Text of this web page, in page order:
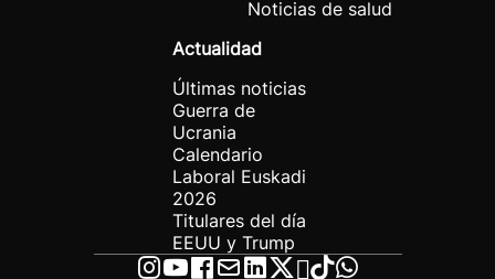
Noticias de salud
Actualidad
Últimas noticias
Guerra de
Ucrania
Calendario
Laboral Euskadi
2026
Titulares del día
EEUU y Trump